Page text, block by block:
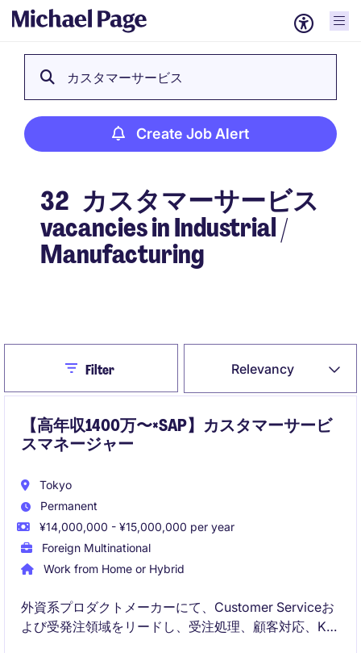
カスタマーサービス
Create Job Alert
32 カスタマーサービス
vacancies in Industrial /
Manufacturing
Relevancy
CloseFilter
【高年収1400万〜×SAP】カスタマーサービ
スマネージャー
Tokyo
Permanent
¥14,000,000 - ¥15,000,000 per year
Foreign Multinational
Work from Home or Hybrid
外資系プロダクトメーカーにて、Customer Serviceお
よび受発注領域をリードし、受注処理、顧客対応、KPI